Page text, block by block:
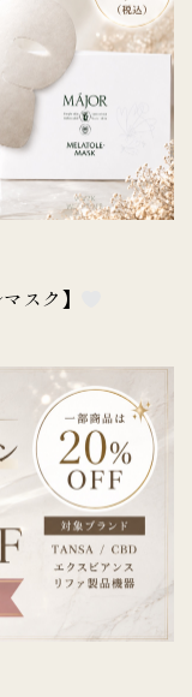
スク】